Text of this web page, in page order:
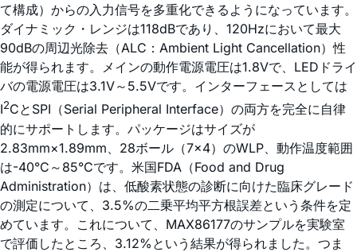
て構成）からの入力信号を多重化できるようになっています。
ダイナミック・レンジは118dBであり、120Hzにおいて最大
90dBの周辺光除去（ALC：Ambient Light Cancellation）性
能が得られます。メインの動作電源電圧は1.8Vで、LEDドライ
バの電源電圧は3.1V～5.5Vです。インターフェースとしては
I2CとSPI（Serial Peripheral Interface）の両方を完全に自律
的にサポートします。パッケージはサイズが
2.83mm×1.89mm、28ボール（7×4）のWLP、動作温度範囲
は-40°C～85°Cです。米国FDA（Food and Drug
Administration）は、低酸素状態の診断に向けた臨床グレード
の測定について、3.5%の二乗平均平方根誤差という条件を定
めています。これについて、MAX86177のサンプルを実験室
で評価したところ、3.12%という結果が得られました。つま